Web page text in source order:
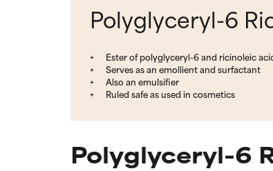
Polyglyceryl-6
Ester of polyglyceryl-6 and ricinoleic
Serves as an emollient and surfactant
Also an emulsifier
Ruled safe as used in cosmetics
Polyglyceryl-6